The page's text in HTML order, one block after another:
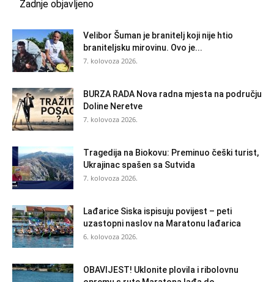
Zadnje objavljeno
Velibor Šuman je branitelj koji nije htio
braniteljsku mirovinu. Ovo je...
7. kolovoza 2026.
BURZA RADA Nova radna mjesta na području
Doline Neretve
7. kolovoza 2026.
Tragedija na Biokovu: Preminuo češki turist,
Ukrajinac spašen sa Sutvida
7. kolovoza 2026.
Lađarice Siska ispisuju povijest – peti
uzastopni naslov na Maratonu lađarica
6. kolovoza 2026.
OBAVIJEST! Uklonite plovila i ribolovnu